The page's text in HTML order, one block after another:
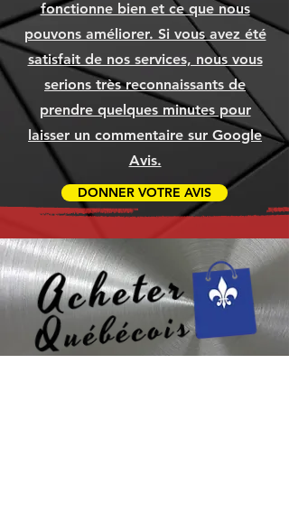
Ajouter au panier
Ajouter au panier
Ajouter au panier
Ajouter au panier
Prix
79,99 $
Ajouter au panier
Prix
79,99 $
Ajouter au panier
Ajouter au panier
Ajouter au panier
Prix
1 049,99 $
Ajouter au panier
fonctionne bien et ce que nous
pouvons améliorer. Si vous avez été
satisfait de nos services, nous vous
serions très reconnaissants de
prendre quelques minutes pour
laisser un commentaire sur Google
Avis.
DONNER VOTRE AVIS